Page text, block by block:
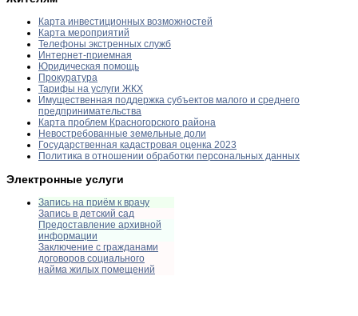
Карта инвестиционных возможностей
Карта мероприятий
Телефоны экстренных служб
Интернет-приемная
Юридическая помощь
Прокуратура
Тарифы на услуги ЖКХ
Имущественная поддержка субъектов малого и среднего
предпринимательства
Карта проблем Красногорского района
Невостребованные земельные доли
Государственная кадастровая оценка 2023
Политика в отношении обработки персональных данных
Электронные услуги
Запись на приём к врачу
Запись в детский сад
Предоставление архивной
информации
Заключение с гражданами
договоров социального
найма жилых помещений